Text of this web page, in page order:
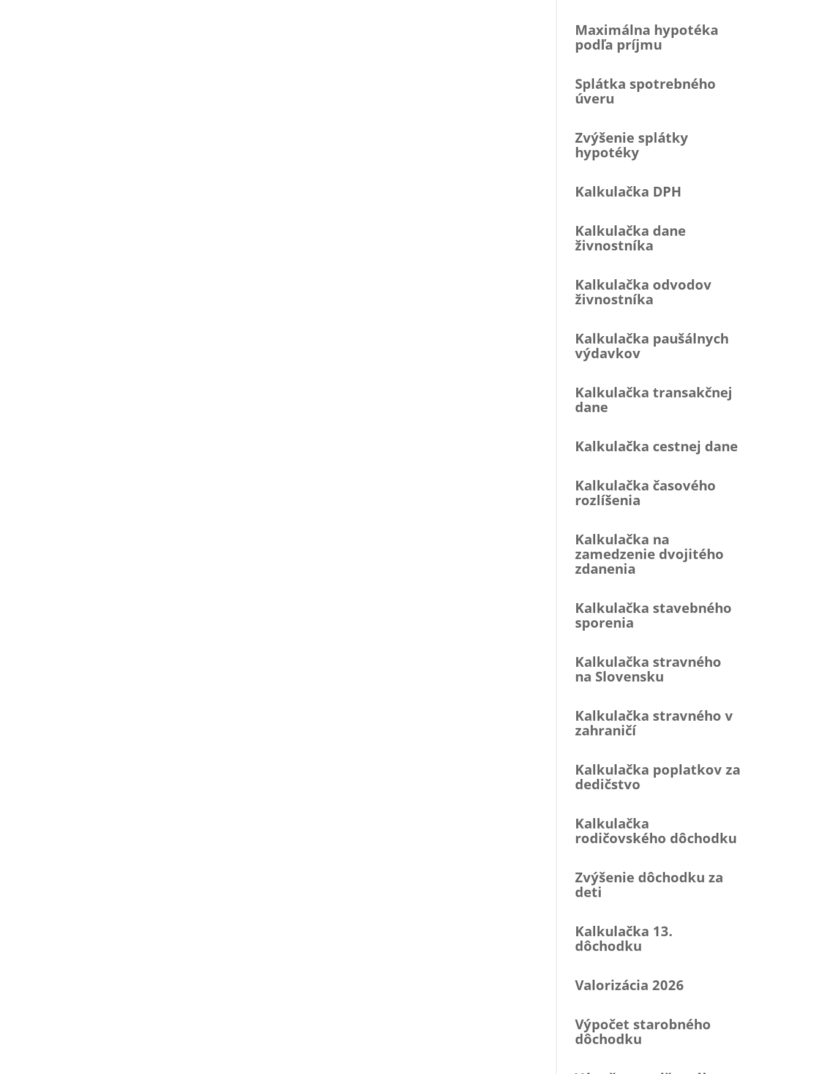
Maximálna hypotéka
podľa príjmu
Splátka spotrebného
úveru
Zvýšenie splátky
hypotéky
Kalkulačka DPH
Kalkulačka dane
živnostníka
Kalkulačka odvodov
živnostníka
Kalkulačka paušálnych
výdavkov
Kalkulačka transakčnej
dane
Kalkulačka cestnej dane
Kalkulačka časového
rozlíšenia
Kalkulačka na
zamedzenie dvojitého
zdanenia
Kalkulačka stavebného
sporenia
Kalkulačka stravného
na Slovensku
Kalkulačka stravného v
zahraničí
Kalkulačka poplatkov za
dedičstvo
Kalkulačka
rodičovského dôchodku
Zvýšenie dôchodku za
deti
Kalkulačka 13.
dôchodku
Valorizácia 2026
Výpočet starobného
dôchodku